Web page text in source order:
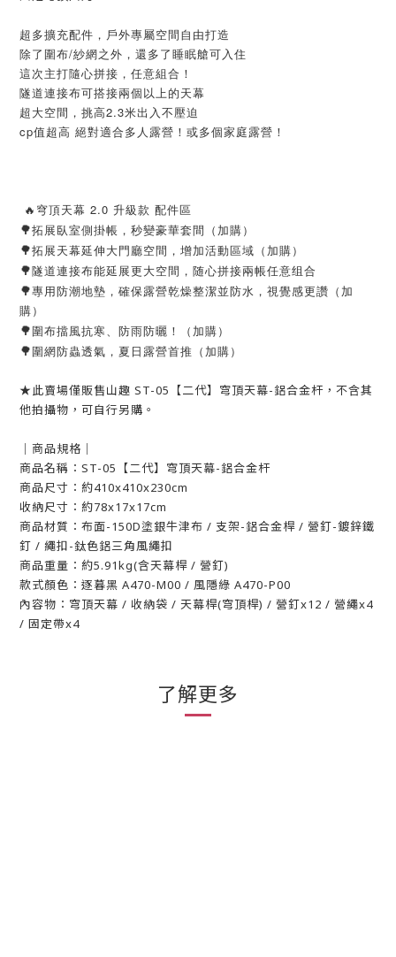
超多擴充配件，戶外專屬空間自由打造
除了圍布/紗網之外，還多了睡眠艙可入住
這次主打隨心拼接，任意組合！
隧道連接布可搭接兩個以上的天幕
超大空間，挑高2.3米出入不壓迫
cp值超高 絕對適合多人露營！或多個家庭露營！
🔥穹頂天幕 2.0 升級款 配件區
🌳拓展臥室側掛帳，秒變豪華套間（加購）
🌳拓展天幕延伸大門廳空間，增加活動區域（加購）
🌳隧道連接布能延展更大空間，随心拼接兩帳任意组合
🌳專用防潮地墊，確保露營乾燥整潔並防水，視覺感更讚（加
購）
🌳圍布擋風抗寒、防雨防曬！（加購）
🌳圍網防蟲透氣，夏日露營首推（加購）
★此賣場僅販售山趣 ST-05【二代】穹頂天幕-鋁合金杆，不含其
他拍攝物，可自行另購。
｜商品規格｜
商品名稱：ST-05【二代】穹頂天幕-鋁合金杆
商品尺寸：約410x410x230cm
收納尺寸：約78x17x17cm
商品材質：布面-150D塗銀牛津布 / 支架-鋁合金桿 / 營釘-鍍鋅鐵
釘 / 繩扣-鈦色鋁三角風繩扣
商品重量：約5.91kg(含天幕桿 / 營釘)
款式顏色：逐暮黑 A470-M00 / 風隱綠 A470-P00
內容物：穹頂天幕 / 收納袋 / 天幕桿(穹頂桿) / 營釘x12 / 營繩x4
/ 固定帶x4
了解更多